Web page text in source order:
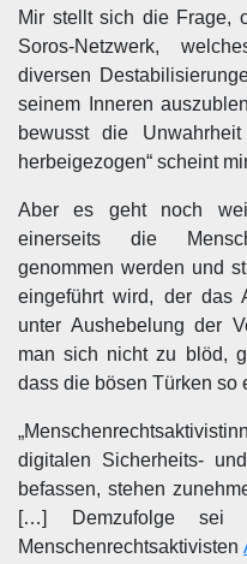
Mir stellt sich die Frage,
Soros-Netzwerk,
diversen
seinem Inneren
bewusst die
herbeigezogen“ scheint
Aber es geht noch
einerseits die
genommen werden und
eingeführt wird, der das
unter Aushebelung der
man sich nicht zu blöd,
dass die bösen Türken so
digitalen Sicherheits-
befassen, stehen
[…] Demzufolge sei
Menschenrechtsaktivisten